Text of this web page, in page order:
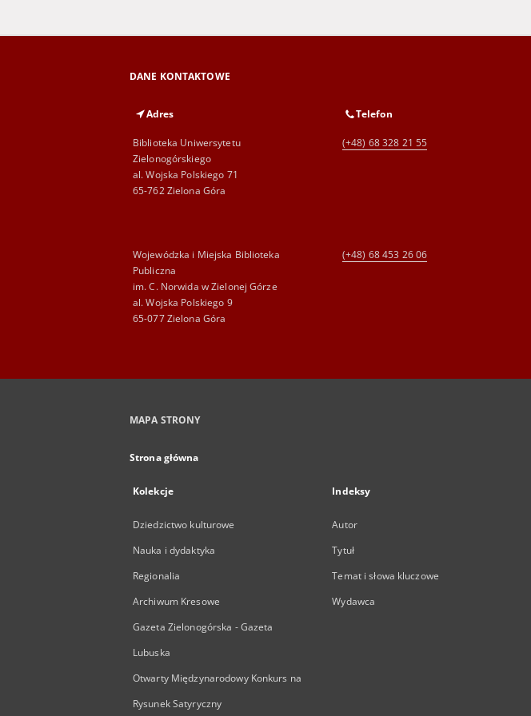
DANE KONTAKTOWE
Adres
Biblioteka Uniwersytetu
Zielonogórskiego
al. Wojska Polskiego 71
65-762 Zielona Góra
Telefon
(+48) 68 328 21 55
Wojewódzka i Miejska Biblioteka
Publiczna
im. C. Norwida w Zielonej Górze
al. Wojska Polskiego 9
65-077 Zielona Góra
(+48) 68 453 26 06
MAPA STRONY
Strona główna
Kolekcje
Dziedzictwo kulturowe
Nauka i dydaktyka
Regionalia
Archiwum Kresowe
Gazeta Zielonogórska - Gazeta
Lubuska
Otwarty Międzynarodowy Konkurs na
Rysunek Satyryczny
Indeksy
Autor
Tytuł
Temat i słowa kluczowe
Wydawca